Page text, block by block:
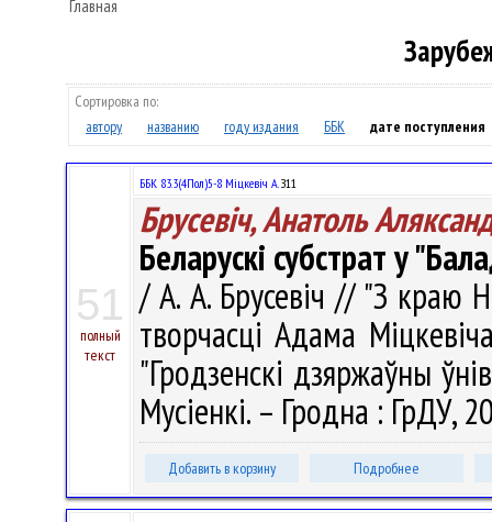
Сортировка по:
автору
названию году издания ББК дате поступления
51
полный
текст
ББК 83.3(4Пол)5-8 Міцкевіч А.З11
Брусевіч, Анатоль
Беларускі субстрат у
/ А. А. Брусевіч // "З краю
творчасці Адама
"Гродзенскі дзяржаўны
Мусіенкі. – Гродна : ГрДУ,
Добавить в корзину Подробнее